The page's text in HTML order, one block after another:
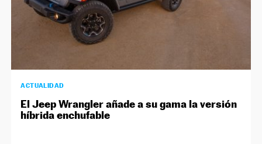
ACTUALIDAD
El Jeep Wrangler añade a su gama la versión
híbrida enchufable